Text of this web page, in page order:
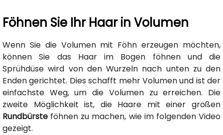
Föhnen Sie Ihr Haar in Volumen
Wenn Sie die Volumen mit Föhn erzeugen möchten,
können Sie das Haar im Bogen föhnen und die
Sprühdüse wird von den Wurzeln nach unten zu den
Enden gerichtet. Dies schafft mehr Volumen und ist der
einfachste Weg, um die Volumen zu erreichen. Die
zweite Möglichkeit ist, die Haare mit einer großen
Rundbürste föhnen zu machen, wie im folgenden Video
gezeigt.